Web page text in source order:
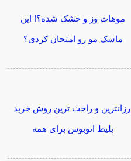
موهات وز و خشک شده؟! این
ماسک مو رو امتحان کردی؟
ارزانترین و راحت ترین روش خرید
بلیط اتوبوس برای همه